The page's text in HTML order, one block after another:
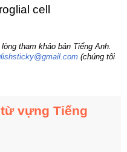
cell
tham khảo bản Tiếng Anh.
(chúng tôi
vựng Tiếng